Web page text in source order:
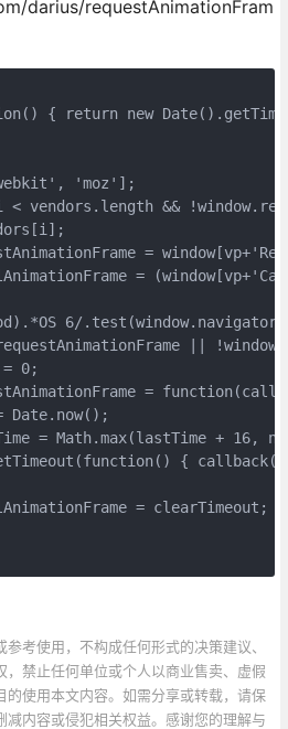
darius/requestAnimationFram
{ return new
'moz'];
< vendors.length &&
=
=
6/
||
0;
=
Date.now();
= Math.max(lastTime + 16,
{
= clearTimeout;
考使用，不构成任何形式的决策建议、
禁止任何单位或个人以商业售卖、虚假
的使用本文内容。如需分享或转载，请保
减内容或侵犯相关权益。感谢您的理解与